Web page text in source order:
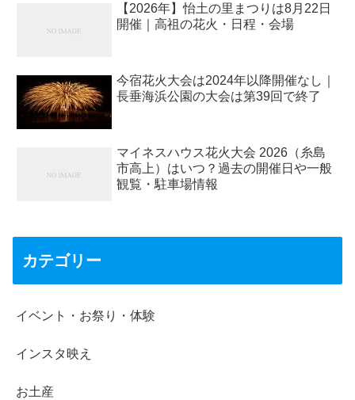
【2026年】怡土の里まつりは8月22日
開催｜高祖の花火・日程・会場
今宿花火大会は2024年以降開催なし｜
長垂海浜公園の大会は第39回で終了
マイネスハウス花火大会 2026（糸島
市高上）はいつ？過去の開催日や一般
観覧・駐車場情報
カテゴリー
イベント・お祭り・体験
インスタ映え
お土産